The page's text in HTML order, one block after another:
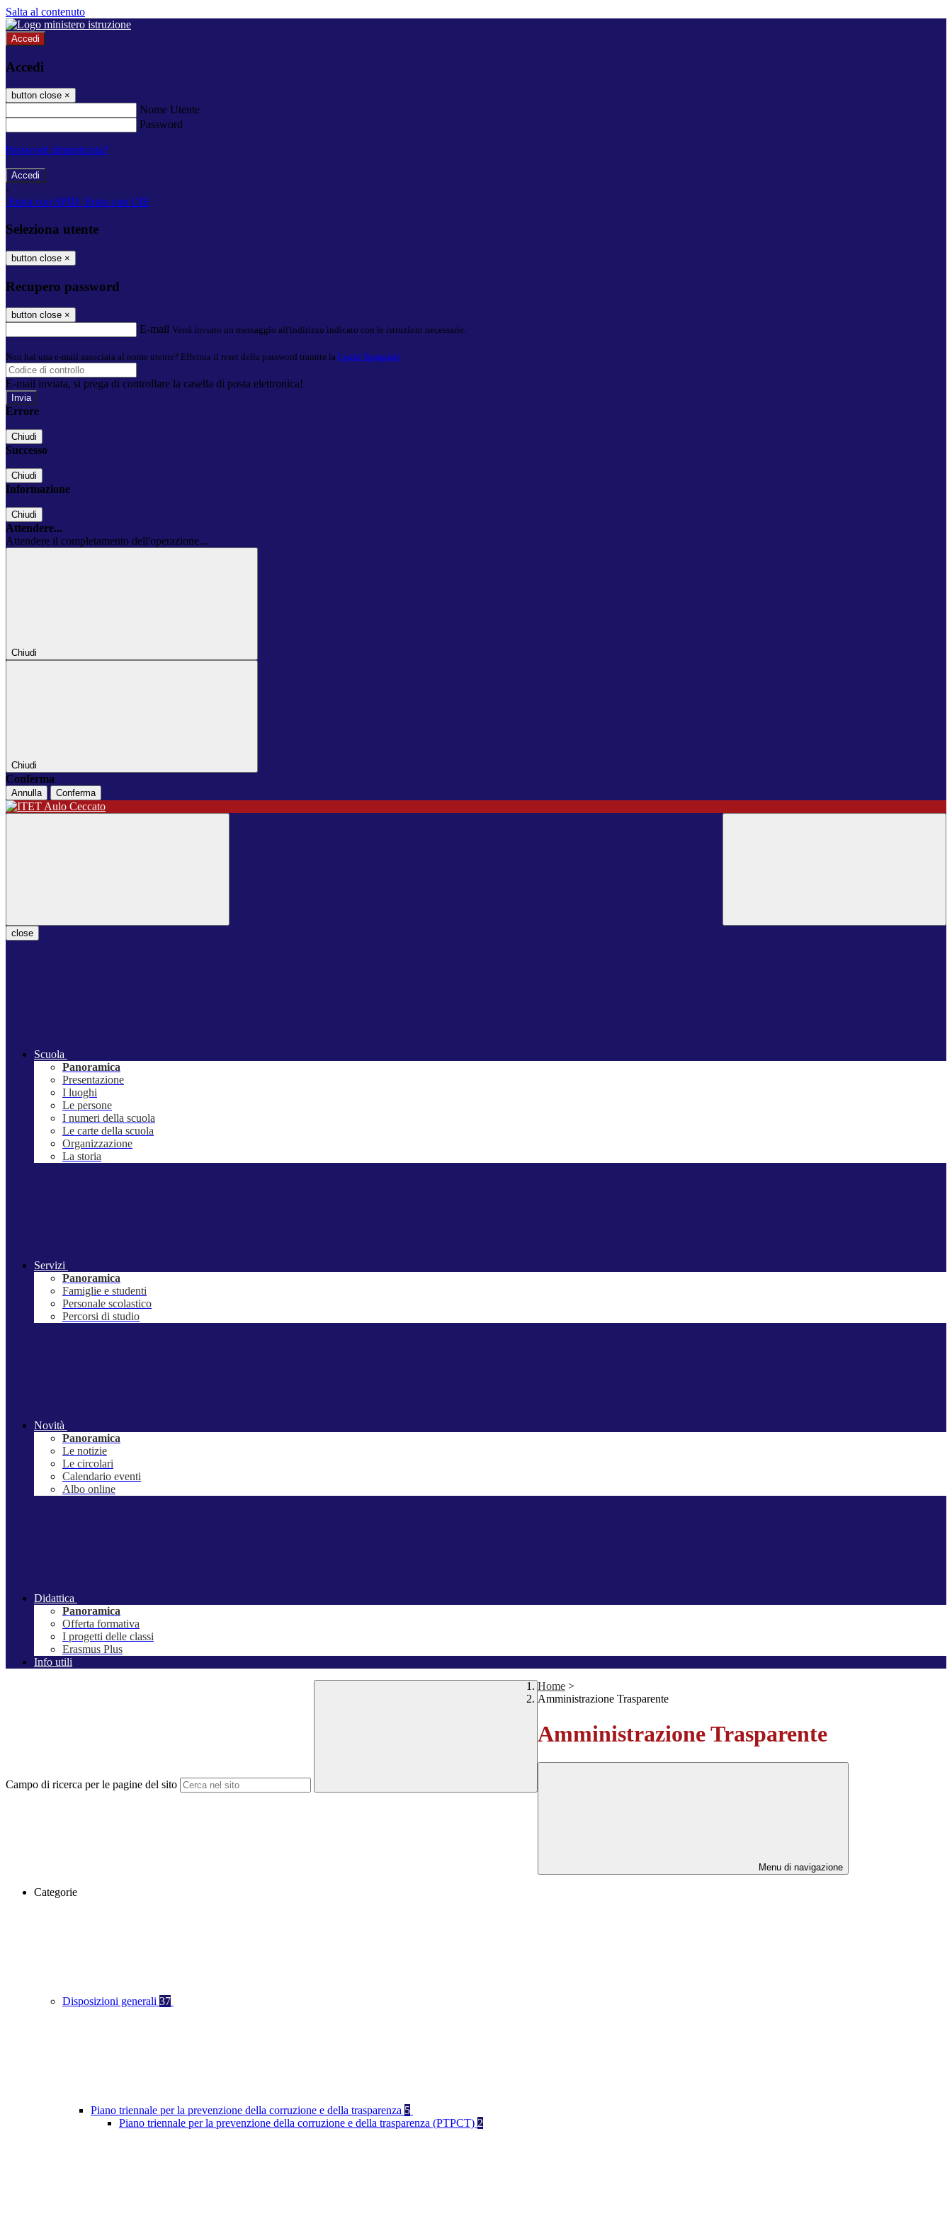
Salta al contenuto
Accedi
Accedi
button close ×
Nome Utente
Password
Password dimenticata?
-
Entra con SPID Entra con CIE
Seleziona utente
button close ×
Recupero password
button close ×
E-mail Verrà inviato un messaggio all'indirizzo indicato con le istruzioni necessarie.
Non hai una e-mail associata al nome utente? Effettua il reset della password tramite la Login Spaggiari
E-mail inviata, si prega di controllare la casella di posta elettronica!
Errore
Chiudi
Successo
Chiudi
Informazione
Chiudi
Attendere...
Attendere il completamento dell'operazione...
Chiudi
Chiudi
Conferma
Annulla Conferma
close
Scuola
Panoramica
Presentazione
I luoghi
Le persone
I numeri della scuola
Le carte della scuola
Organizzazione
La storia
Servizi
Panoramica
Famiglie e studenti
Personale scolastico
Percorsi di studio
Novità
Panoramica
Le notizie
Le circolari
Calendario eventi
Albo online
Didattica
Panoramica
Offerta formativa
I progetti delle classi
Erasmus Plus
Info utili
Campo di ricerca per le pagine del sito
Home >
Amministrazione Trasparente
Amministrazione Trasparente
Menu di navigazione
Categorie
Disposizioni generali 37
Piano triennale per la prevenzione della corruzione e della trasparenza 5
Piano triennale per la prevenzione della corruzione e della trasparenza (PTPCT) 2